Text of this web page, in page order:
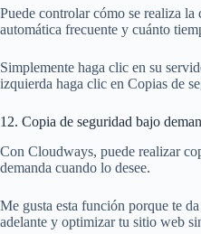
Puede controlar cómo se realiza la
automática frecuente y cuánto
Simplemente haga clic en su
izquierda haga clic en Copias de
12. Copia de seguridad bajo
Con Cloudways, puede realizar
demanda cuando lo desee.
Me gusta esta función porque te
adelante y optimizar tu sitio web